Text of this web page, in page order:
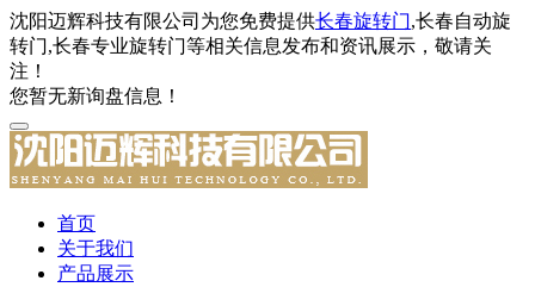
沈阳迈辉科技有限公司为您免费提供长春旋转门,长春自动旋
转门,长春专业旋转门等相关信息发布和资讯展示，敬请关
注！
您暂无新询盘信息！
首页
关于我们
产品展示